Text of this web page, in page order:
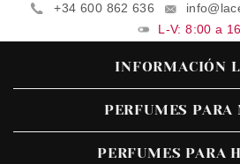
+34 600 862 636
L-V: 8:00 a
INFORMACIÓN
PERFUMES PARA
PERFUMES PARA